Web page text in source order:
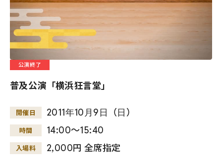
公演終了
普及公演「横浜狂言堂」
開催日 2011年10 月 9日 （日 ）
時間 14:00～15:40
入場料 2,000円 全席指定